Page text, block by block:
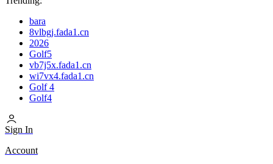
bara
8vlbgj.fada1.cn
2026
Golf5
vb7j5x.fada1.cn
wi7vx4.fada1.cn
Golf 4
Golf4
Sign In
Account